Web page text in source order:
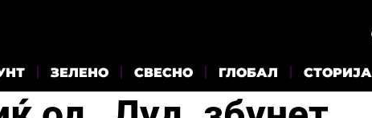
ЗЕЛЕНО СВЕСНО ГЛОБАЛ СТОРИЈА